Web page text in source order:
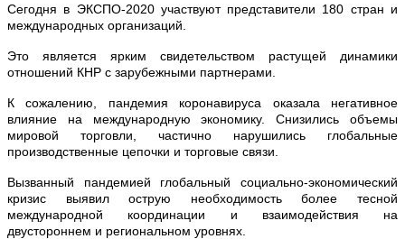
Сегодня в ЭКСПО-2020 участвуют представители 180 стран и
международных организаций.
Это является ярким свидетельством растущей динамики
отношений КНР с зарубежными партнерами.
К сожалению, пандемия коронавируса оказала негативное
влияние на международную экономику. Снизились объемы
мировой торговли, частично нарушились глобальные
производственные цепочки и торговые связи.
Вызванный пандемией глобальный социально-экономический
кризис выявил острую необходимость более тесной
международной координации и взаимодействия на
двустороннем и региональном уровнях.